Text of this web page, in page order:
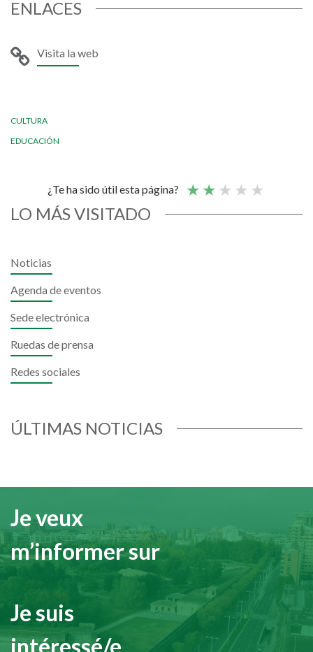
ENLACES
Visita la web
CULTURA
EDUCACIÓN
¿Te ha sido útil esta página?
LO MÁS VISITADO
Noticias
Agenda de eventos
Sede electrónica
Ruedas de prensa
Redes sociales
ÚLTIMAS NOTICIAS
Je veux
m’informer sur
Je suis
intéressé/e